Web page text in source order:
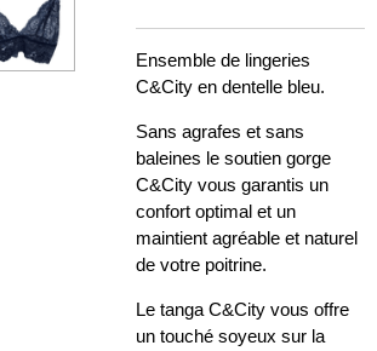
Ensemble de lingeries
C&City en dentelle bleu.
Sans agrafes et sans
baleines le soutien gorge
C&City vous garantis un
confort optimal et un
maintient agréable et naturel
de votre poitrine.
Le tanga C&City vous offre
un touché soyeux sur la